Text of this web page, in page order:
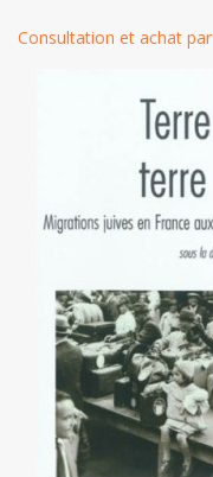
Consultation et achat